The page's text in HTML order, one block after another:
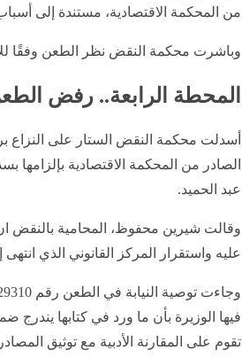
من المحكمة الاقتصادية، مستندة إلى
وباشرت محكمة النقض نظر الطعن وفقًا
المحطة الرابعة.. رفض
أسدلت محكمة النقض الستار على النزاع
عبد الحميد.
وقالت شيرين محفوظ، المحامية بالنقض
عليه واستقرار المركز القانوني الذي
فيها الوزيرة بأن ما ورد في كتابها يندرج
تقوم على المقارنة الأدبية مع توثيق